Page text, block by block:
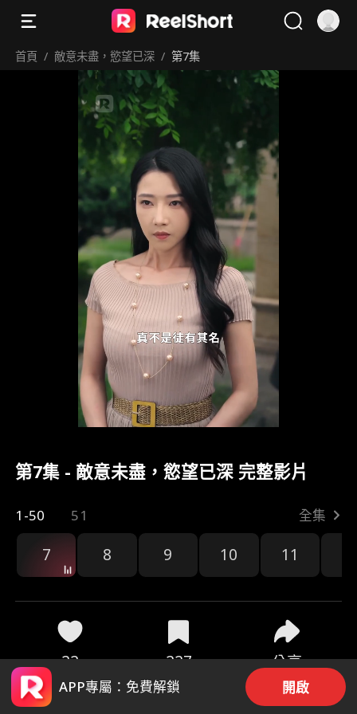
首頁 / 敵意未盡，慾望已深 / 第7集
第7集 - 敵意未盡，慾望已深 完整影片
1-50 51 全集
7 8 9 10 11
22 227 分享
APP專屬：免費解鎖 開啟